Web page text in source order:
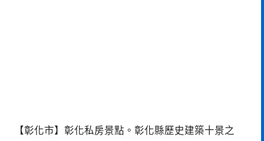
【彰化市】彰化私房景點。彰化縣歷史建築十景之